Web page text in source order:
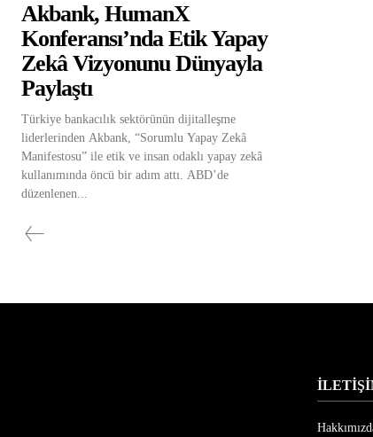
Akbank, HumanX
Konferansı’nda Etik Yapay
Zekâ Vizyonunu Dünyayla
Paylaştı
Türkiye bankacılık sektörünün dijitalleşme
liderlerinden Akbank, “Sorumlu Yapay Zekâ
Manifestosu” ile etik ve insan odaklı yapay zekâ
kullanımında öncü bir adım attı. ABD’de
düzenlenen...